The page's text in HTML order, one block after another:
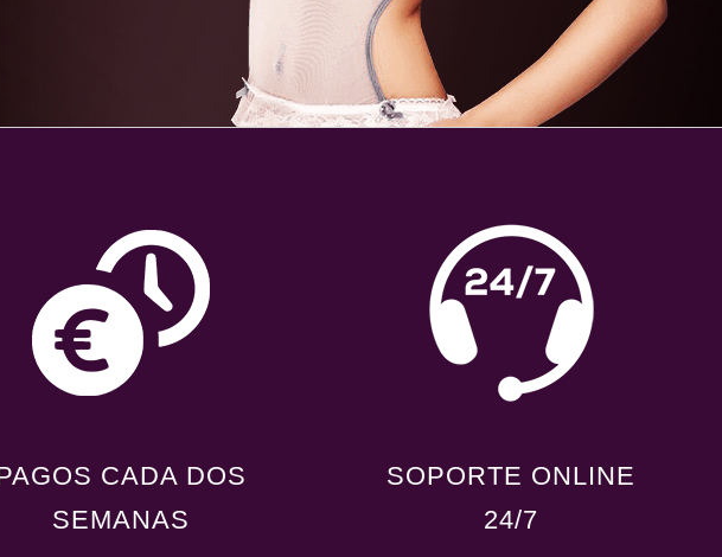
CADA DOS
SEMANAS
SOPORTE ONLINE
24/7